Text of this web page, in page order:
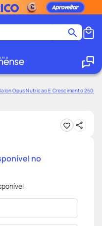
Opus Nutricao E Crescimento 250ml
no